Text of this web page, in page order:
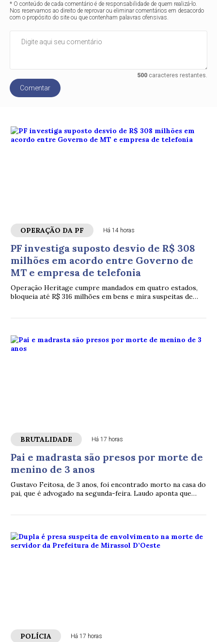
* O conteúdo de cada comentário é de responsabilidade de quem realizá-lo.
Nos reservamos ao direito de reprovar ou eliminar comentários em desacordo
com o propósito do site ou que contenham palavras ofensivas.
500caracteres restantes.
Comentar
OPERAÇÃO DA PF Há 14 horas
PF investiga suposto desvio de R$ 308
milhões em acordo entre Governo de
MT e empresa de telefonia
Operação Heritage cumpre mandados em quatro estados,
bloqueia até R$ 316 milhões em bens e mira suspeitas de
BRUTALIDADE Há 17 horas
Pai e madrasta são presos por morte de
menino de 3 anos
Gustavo Feitosa, de 3 anos, foi encontrado morto na casa do
pai, que é advogado na segunda-feira. Laudo aponta que
POLÍCIA Há 17 horas